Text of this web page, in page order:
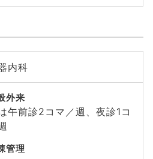
内科
外来
午前診2コマ／週、夜診1コ
管理